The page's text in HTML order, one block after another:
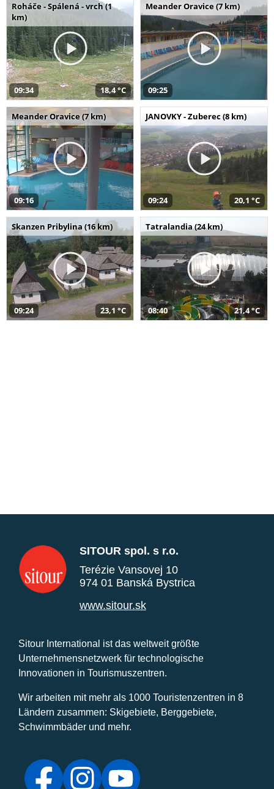
Roháče - Spálená - vrch (1
km)
09:34 18,4 °C
Meander Oravice (7 km)
09:25
Meander Oravice (7 km)
09:16
JANOVKY - Zuberec (8 km)
09:24 20,1 °C
Skanzen Pribylina (16 km)
09:24 23,1 °C
Tatralandia (24 km)
08:40 21,4 °C
SITOUR spol. s r.o.
Terézie Vansovej 10
974 01 Banská Bystrica
www.sitour.sk
Sitour International ist das weltweit größte
Unternehmensnetzwerk für technologische
Innovationen in Tourismuszentren.
Wir arbeiten mit mehr als 1000 Touristenzentren in 8
Ländern zusammen: Skigebiete, Berggebiete,
Schwimmbäder und mehr.